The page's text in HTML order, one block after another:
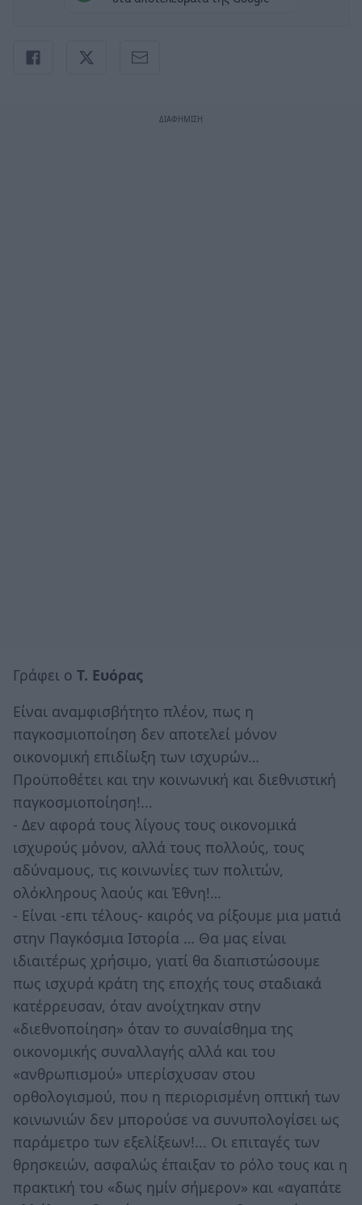
Γράφει ο Τ. Ευόρας
Είναι αναμφισβήτητο πλέον, πως η
παγκοσμιοποίηση δεν αποτελεί μόνον
οικονομική επιδίωξη των ισχυρών…
Προϋποθέτει και την κοινωνική και διεθνιστική
παγκοσμιοποίηση!...
- Δεν αφορά τους λίγους τους οικονομικά
ισχυρούς μόνον, αλλά τους πολλούς, τους
αδύναμους, τις κοινωνίες των πολιτών,
ολόκληρους λαούς και Έθνη!…
- Είναι -επι τέλους- καιρός να ρίξουμε μια ματιά
στην Παγκόσμια Ιστορία … Θα μας είναι
ιδιαιτέρως χρήσιμο, γιατί θα διαπιστώσουμε
πως ισχυρά κράτη της εποχής τους σταδιακά
κατέρρευσαν, όταν ανοίχτηκαν στην
«διεθνοποίηση» όταν το συναίσθημα της
οικονομικής συναλλαγής αλλά και του
«ανθρωπισμού» υπερίσχυσαν στου
ορθολογισμού, που η περιορισμένη οπτική των
κοινωνιών δεν μπορούσε να συνυπολογίσει ως
παράμετρο των εξελίξεων!... Οι επιταγές των
θρησκειών, ασφαλώς έπαιξαν το ρόλο τους και η
πρακτική του «δως ημίν σήμερον» και «αγαπάτε